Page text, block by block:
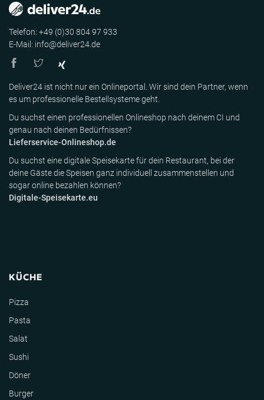
Telefon: +49 (0)30 804 97 933
E-Mail: info@deliver24.de
Deliver24 ist nicht nur ein Onlineportal. Wir sind dein Partner, wenn
es um professionelle Bestellsysteme geht.
Du suchst einen professionellen Onlineshop nach deinem CI und
genau nach deinen Bedürfnissen?
Lieferservice-Onlineshop.de
Du suchst eine digitale Speisekarte für dein Restaurant, bei der
deine Gäste die Speisen ganz individuell zusammenstellen und
sogar online bezahlen können?
Digitale-Speisekarte.eu
KÜCHE
Pizza
Pasta
Salat
Sushi
Döner
Burger